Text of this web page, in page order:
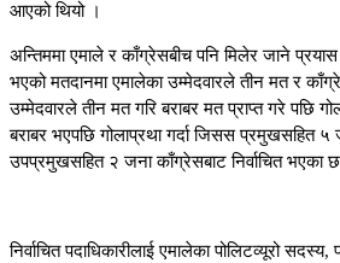
आएको थियो ।
अन्तिममा एमाले र काँग्रेसबीच पनि मिलेर जाने
भएको मतदानमा एमालेका उम्मेदवारले तीन मत र
उम्मेदवारले तीन मत गरि बराबर मत प्राप्त गरे पछि
बराबर भएपछि गोलाप्रथा गर्दा जिसस प्रमुखसहित ५
उपप्रमुखसहित २ जना काँग्रेसबाट निर्वाचित भएका
निर्वाचित पदाधिकारीलाई एमालेका पोलिटव्यूरो